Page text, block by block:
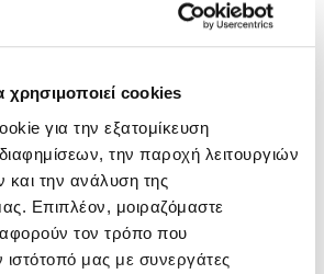
χρησιμοποιεί cookies
για την εξατομίκευση
την παροχή λειτουργιών
την ανάλυση της
Επιπλέον, μοιραζόμαστε
τον τρόπο που
ιστότοπό μας με συνεργάτες